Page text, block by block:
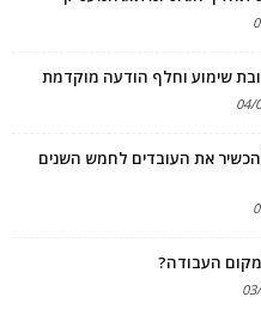
שימוע וחלף הודעה מוקדמת
04/
את העובדים לחמש השנים
העבודה?